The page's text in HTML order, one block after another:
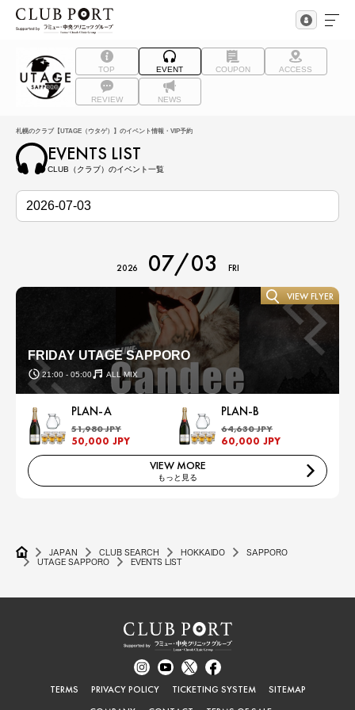
TOP EVENT COUPON ACCESS
REVIEW NEWS
札幌のクラブ【UTAGE（ウタゲ）】のイベント情報・VIP予約
EVENTS LIST
CLUB（クラブ）のイベント一覧
2026 07/03 FRI
FRIDAY UTAGE SAPPORO
21:00 - 05:00 ALL MIX
VIEW FLYER
PLAN-A
51,980 JPY
50,000 JPY
PLAN-B
64,630 JPY
60,000 JPY
VIEW MORE
もっと見る
JAPAN CLUB SEARCH HOKKAIDO
SAPPORO
UTAGE SAPPORO
EVENTS LIST
TERMS PRIVACY POLICY TICKETING SYSTEM
SITEMAP